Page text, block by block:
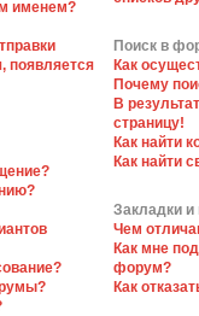
именем?
появляется
Поиск в
Как
Почему
В
страницу!
Как найти
Как найти
Закладки и
Чем
Как мне
форум?
Как